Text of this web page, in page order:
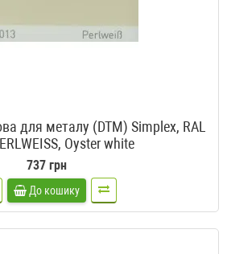
для металу (DTM) Simplex, RAL
Oyster white
737 грн
До кошику